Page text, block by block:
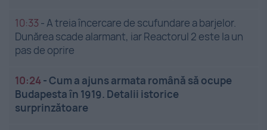
10:33 -A treia încercare de scufundare a barjelor.
Dunărea scade alarmant, iar Reactorul 2 este la un
pas de oprire
10:24-Cum a ajuns armata română să ocupe
Budapesta în 1919. Detalii istorice
surprinzătoare